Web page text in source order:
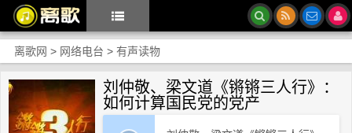
离歌网 > 网络电台 > 有声读物
刘仲敬、梁文道《锵锵三人行》：
如何计算国民党的党产